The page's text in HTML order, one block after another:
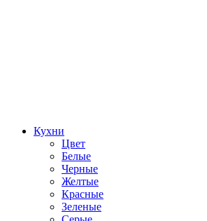
Кухни
Цвет
Белые
Черные
Желтые
Красные
Зеленые